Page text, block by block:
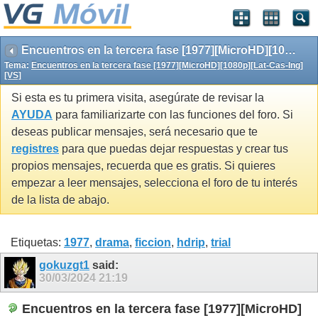
Encuentros en la tercera fase [1977][MicroHD][1080p][Lat-Cas-Ing][VS]
Tema: Encuentros en la tercera fase [1977][MicroHD][1080p][Lat-Cas-Ing]
[VS]
Si esta es tu primera visita, asegúrate de revisar la
AYUDA para familiarizarte con las funciones del foro. Si
deseas publicar mensajes, será necesario que te
registres para que puedas dejar respuestas y crear tus
propios mensajes, recuerda que es gratis. Si quieres
empezar a leer mensajes, selecciona el foro de tu interés
de la lista de abajo.
Etiquetas: 1977, drama, ficcion, hdrip, trial
gokuzgt1 said:
30/03/2024 21:19
Encuentros en la tercera fase [1977][MicroHD]